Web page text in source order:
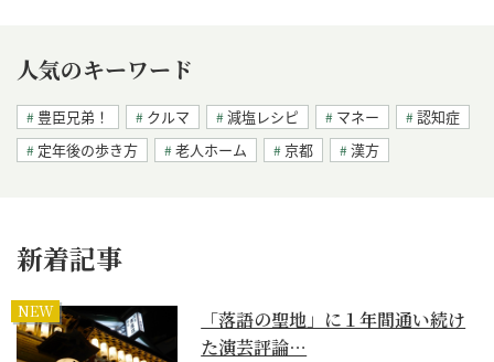
人気のキーワード
豊臣兄弟！ クルマ 減塩レシピ マネー
認知症
定年後の歩き方
老人ホーム 京都 漢方
新着記事
NEW
「落語の聖地」に１年間通い続け
た演芸評論…